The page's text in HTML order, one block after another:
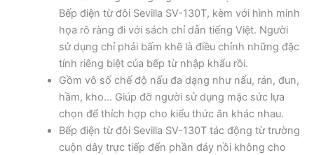
Bếp điện từ đôi Sevilla SV-130T, kèm với hình minh
họa rõ ràng đi với sách chỉ dẫn tiếng Việt. Người
sử dụng chỉ phải bấm khẽ là điều chỉnh những đặc
tính riêng biệt của bếp từ nhập khẩu rồi.
Gồm vô số chế độ nấu đa dạng như nấu, rán, đun,
hầm, kho… Giúp đỡ người sử dụng mặc sức lựa
chọn để thích hợp cho kiểu thức ăn khác nhau.
Bếp điện từ đôi Sevilla SV-130T tác động từ trường
cuộn dây trực tiếp đến phần đáy nồi không cho